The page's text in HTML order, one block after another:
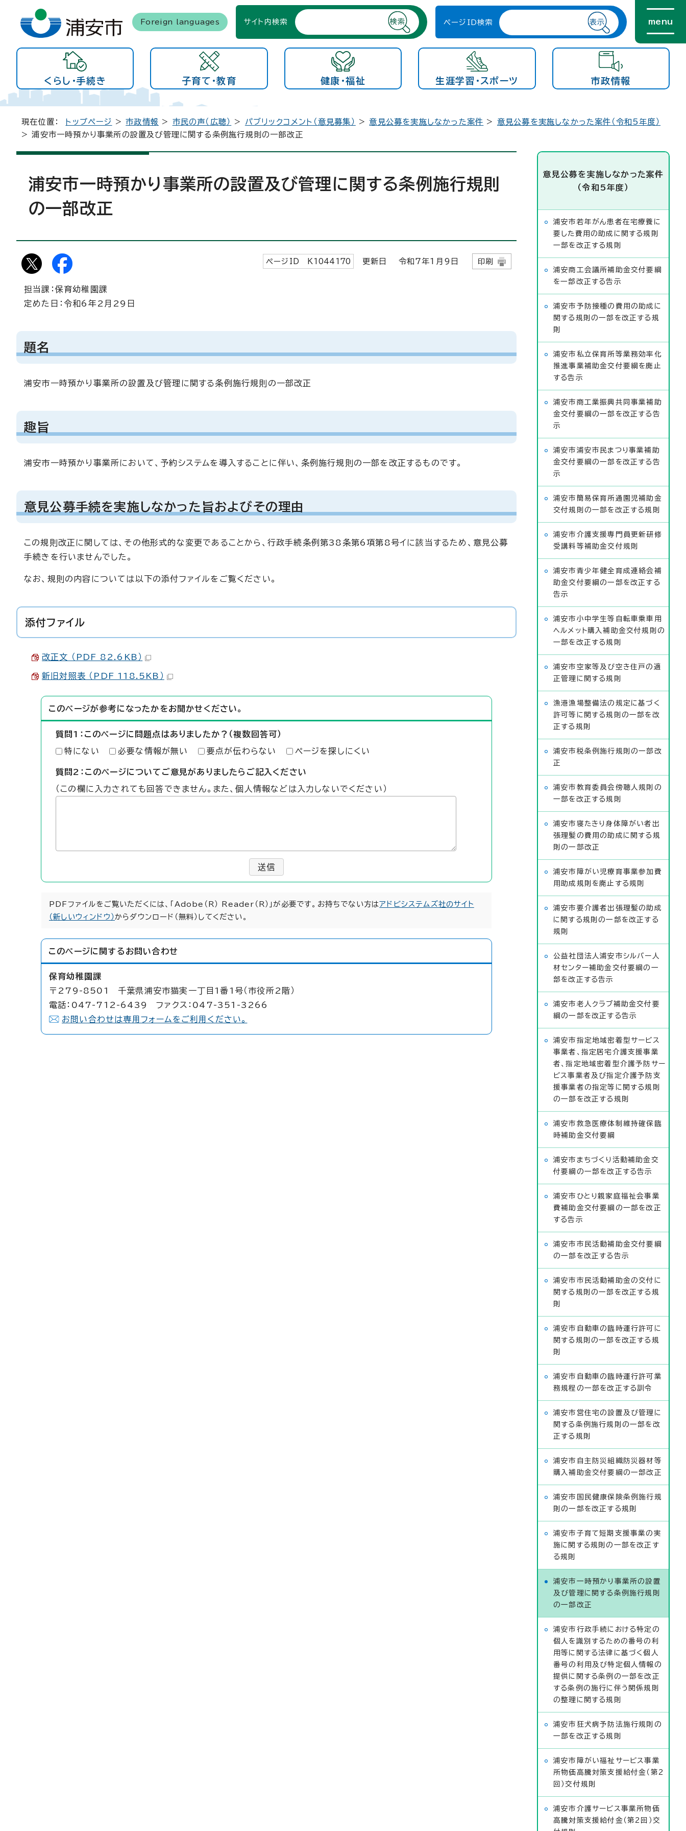
Foreign languages サイト内検索 ページID検索 menu
くらし・手続き 子育て・教育 健康・福祉 生涯学習・スポーツ 市政情報
現在位置： トップページ >市政情報 > 市民の声（広聴） > パブリックコメント（意見募集） >意見公募を実施しなかった案件 > 意見公募を実施しなかった案件（令和5年度）
> 浦安市一時預かり事業所の設置及び管理に関する条例施行規則の一部改正
浦安市一時預かり事業所の設置及び管理に関する条例施行規則
の一部改正
ページID K 1044170 更新日 令和7年1月9日 印刷
担当課：保育幼稚園課
定めた日：令和6年2月29日
題名
浦安市一時預かり事業所の設置及び管理に関する条例施行規則の一部改正
趣旨
浦安市一時預かり事業所において、予約システムを導入することに伴い、条例施行規則の一部を改正するものです。
意見公募手続を実施しなかった旨およびその理由
この規則改正に関しては、その他形式的な変更であることから、行政手続条例第38条第6項第8号イに該当するため、意見公募
手続きを行いませんでした。
なお、規則の内容については以下の添付ファイルをご覧ください。
添付ファイル
改正文 （PDF 82.6KB）
新旧対照表 （PDF 118.5KB）
このページが参考になったかをお聞かせください。
質問1：このページに問題点はありましたか？（複数回答可）
特にない 必要な情報が無い 要点が伝わらない ページを探しにくい
質問2：このページについてご意見がありましたらご記入ください
（この欄に入力されても回答できません。また、個人情報などは入力しないでください）
送信
PDFファイルをご覧いただくには、「Adobe（R） Reader（R）」が必要です。お持ちでない方はアドビシステムズ社のサイト
（新しいウィンドウ）からダウンロード（無料）してください。
このページに関する お問い合わせ
保育幼稚園課
〒279-8501 千葉県浦安市猫実一丁目1番1号（市役所2階）
電話：047-712-6439 ファクス：047-351-3266
お問い合わせは専用フォームをご利用ください。
意見公募を実施しなかった案件
（令和5年度）
浦安市若年がん患者在宅療養に
要した費用の助成に関する規則
一部を改正する規則
浦安商工会議所補助金交付要綱
を一部改正する告示
浦安市予防接種の費用の助成に
関する規則の一部を改正する規
則
浦安市私立保育所等業務効率化
推進事業補助金交付要綱を廃止
する告示
浦安市商工業振興共同事業補助
金交付要綱の一部を改正する告
示
浦安市浦安市民まつり事業補助
金交付要綱の一部を改正する告
示
浦安市簡易保育所通園児補助金
交付規則の一部を改正する規則
浦安市介護支援専門員更新研修
受講料等補助金交付規則
浦安市青少年健全育成連絡会補
助金交付要綱の一部を改正する
告示
浦安市小中学生等自転車乗車用
ヘルメット購入補助金交付規則の
一部を改正する規則
浦安市空家等及び空き住戸の適
正管理に関する規則
漁港漁場整備法の規定に基づく
許可等に関する規則の一部を改
正する規則
浦安市税条例施行規則の一部改
正
浦安市教育委員会傍聴人規則の
一部を改正する規則
浦安市寝たきり身体障がい者出
張理髪の費用の助成に関する規
則の一部改正
浦安市障がい児療育事業参加費
用助成規則を廃止する規則
浦安市要介護者出張理髪の助成
に関する規則の一部を改正する
規則
公益社団法人浦安市シルバー人
材センター補助金交付要綱の一
部を改正する告示
浦安市老人クラブ補助金交付要
綱の一部を改正する告示
浦安市指定地域密着型サービス
事業者、指定居宅介護支援事業
者、指定地域密着型介護予防サー
ビス事業者及び指定介護予防支
援事業者の指定等に関する規則
の一部を改正する規則
浦安市救急医療体制維持確保臨
時補助金交付要綱
浦安市まちづくり活動補助金交
付要綱の一部を改正する告示
浦安市ひとり親家庭福祉会事業
費補助金交付要綱の一部を改正
する告示
浦安市市民活動補助金交付要綱
の一部を改正する告示
浦安市市民活動補助金の交付に
関する規則の一部を改正する規
則
浦安市自動車の臨時運行許可に
関する規則の一部を改正する規
則
浦安市自動車の臨時運行許可業
務規程の一部を改正する訓令
浦安市営住宅の設置及び管理に
関する条例施行規則の一部を改
正する規則
浦安市自主防災組織防災器材等
購入補助金交付要綱の一部改正
浦安市国民健康保険条例施行規
則の一部を改正する規則
浦安市子育て短期支援事業の実
施に関する規則の一部を改正す
る規則
浦安市一時預かり事業所の設置
及び管理に関する条例施行規則
の一部改正
浦安市行政手続における特定の
個人を識別するための番号の利
用等に関する法律に基づく個人
番号の利用及び特定個人情報の
提供に関する条例の一部を改正
する条例の施行に伴う関係規則
の整理に関する規則
浦安市狂犬病予防法施行規則の
一部を改正する規則
浦安市障がい福祉サービス事業
所物価高騰対策支援給付金（第2
回）交付規則
浦安市介護サービス事業所物価
高騰対策支援給付金（第2回）交